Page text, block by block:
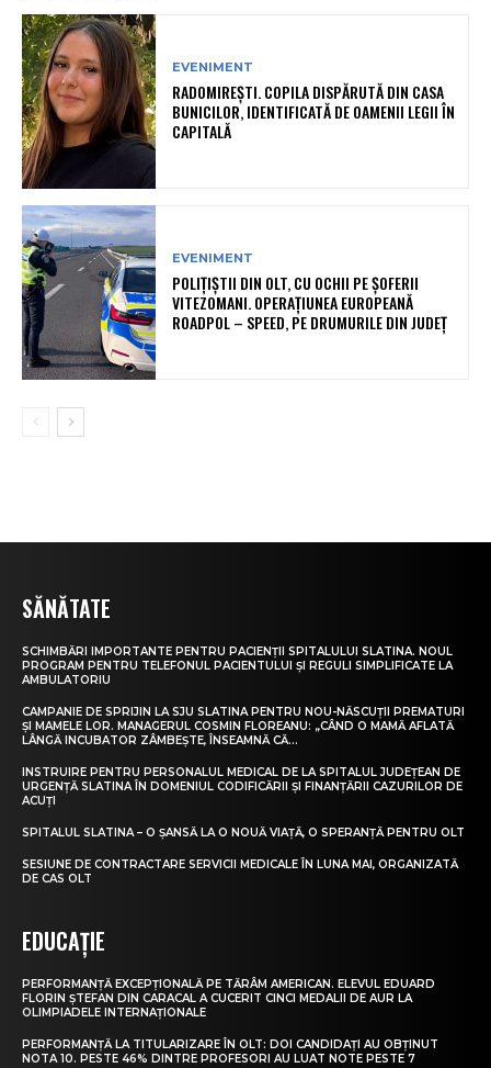
EVENIMENT
RADOMIREȘTI. COPILA DISPĂRUTĂ DIN CASA
BUNICILOR, IDENTIFICATĂ DE OAMENII LEGII ÎN
CAPITALĂ
EVENIMENT
POLIȚIȘTII DIN OLT, CU OCHII PE ȘOFERII
VITEZOMANI. OPERAȚIUNEA EUROPEANĂ
ROADPOL – SPEED, PE DRUMURILE DIN JUDEȚ
SĂNĂTATE
SCHIMBĂRI IMPORTANTE PENTRU PACIENȚII SPITALULUI SLATINA. NOUL
PROGRAM PENTRU TELEFONUL PACIENTULUI ȘI REGULI SIMPLIFICATE LA
AMBULATORIU
CAMPANIE DE SPRIJIN LA SJU SLATINA PENTRU NOU-NĂSCUȚII PREMATURI
ȘI MAMELE LOR. MANAGERUL COSMIN FLOREANU: „CÂND O MAMĂ AFLATĂ
LÂNGĂ INCUBATOR ZÂMBEȘTE, ÎNSEAMNĂ CĂ...
INSTRUIRE PENTRU PERSONALUL MEDICAL DE LA SPITALUL JUDEȚEAN DE
URGENȚĂ SLATINA ÎN DOMENIUL CODIFICĂRII ȘI FINANȚĂRII CAZURILOR DE
ACUȚI
SPITALUL SLATINA – O ȘANSĂ LA O NOUĂ VIAȚĂ, O SPERANȚĂ PENTRU OLT
SESIUNE DE CONTRACTARE SERVICII MEDICALE ÎN LUNA MAI, ORGANIZATĂ
DE CAS OLT
EDUCAȚIE
PERFORMANȚĂ EXCEPȚIONALĂ PE TĂRÂM AMERICAN. ELEVUL EDUARD
FLORIN ȘTEFAN DIN CARACAL A CUCERIT CINCI MEDALII DE AUR LA
OLIMPIADELE INTERNAȚIONALE
PERFORMANȚĂ LA TITULARIZARE ÎN OLT: DOI CANDIDAȚI AU OBȚINUT
NOTA 10. PESTE 46% DINTRE PROFESORI AU LUAT NOTE PESTE 7